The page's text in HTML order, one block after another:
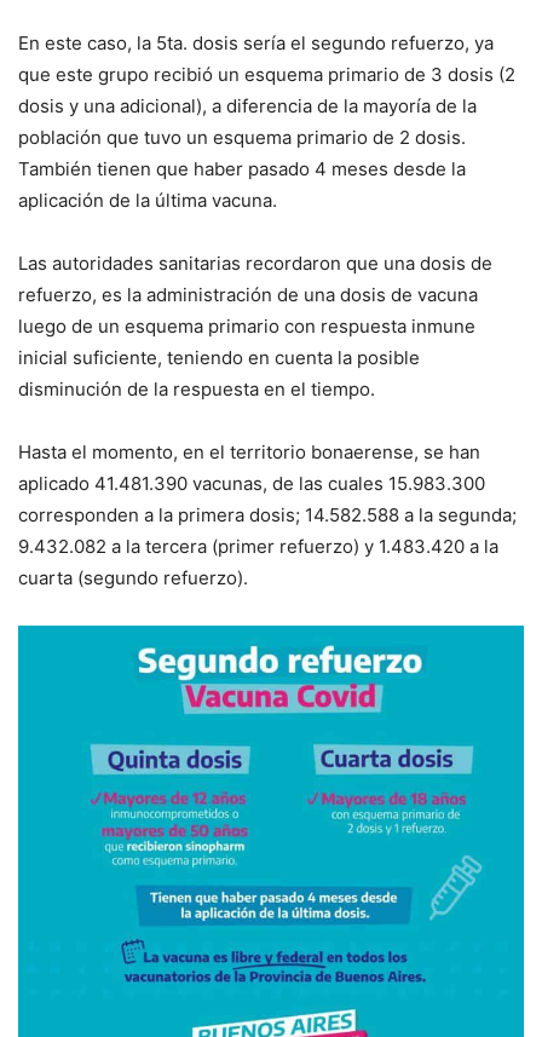
En este caso, la 5ta. dosis sería el segundo refuerzo, ya
que este grupo recibió un esquema primario de 3 dosis (2
dosis y una adicional), a diferencia de la mayoría de la
población que tuvo un esquema primario de 2 dosis.
También tienen que haber pasado 4 meses desde la
aplicación de la última vacuna.
Las autoridades sanitarias recordaron que una dosis de
refuerzo, es la administración de una dosis de vacuna
luego de un esquema primario con respuesta inmune
inicial suficiente, teniendo en cuenta la posible
disminución de la respuesta en el tiempo.
Hasta el momento, en el territorio bonaerense, se han
aplicado 41.481.390 vacunas, de las cuales 15.983.300
corresponden a la primera dosis; 14.582.588 a la segunda;
9.432.082 a la tercera (primer refuerzo) y 1.483.420 a la
cuarta (segundo refuerzo).